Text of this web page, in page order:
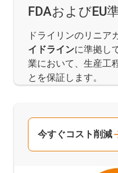
FDAおよびEU
ドライリンのリニア
イドラインに準拠し
業において、生産工
とを保証します。
今すぐコスト削減